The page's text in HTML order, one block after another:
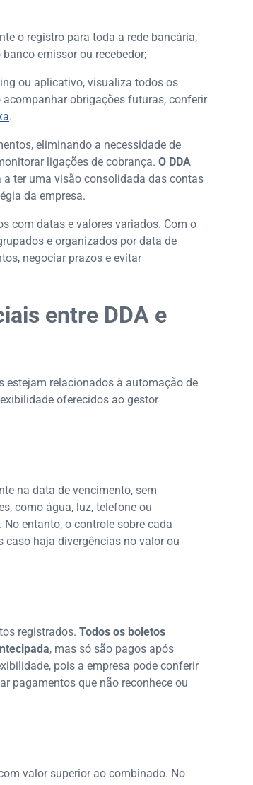
o registro para toda a rede bancária,
emissor ou recebedor;
ou aplicativo, visualiza todos os
obrigações futuras, conferir
.
eliminando a necessidade de
ligações de cobrança. O DDA
a ter uma visão consolidada das contas
da empresa.
com datas e valores variados. Com o
e organizados por data de
negociar prazos e evitar
entre DDA e
estejam relacionados à automação de
oferecidos ao gestor
na data de vencimento, sem
como água, luz, telefone ou
entanto, o controle sobre cada
haja divergências no valor ou
registrados. Todos os boletos
, mas só são pagos após
pois a empresa pode conferir
pagamentos que não reconhece ou
valor superior ao combinado. No